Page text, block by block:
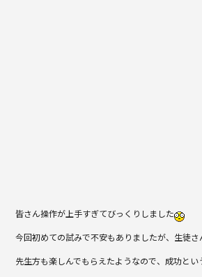
皆さん操作が上手すぎてびっくりしました
今回初めての試みで不安もありましたが、生徒さ
先生方も楽しんでもらえたようなので、成功とい